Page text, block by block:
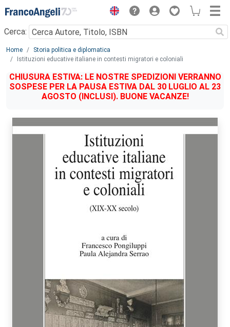
Menu
Cerca:
Main content
Home
Storia politica e diplomatica
Istituzioni educative italiane in contesti migratori e coloniali
CHIUSURA ESTIVA: LE NOSTRE SPEDIZIONI VERRANNO
SOSPESE PER LA PAUSA ESTIVA DAL 30 LUGLIO AL 23
AGOSTO (INCLUSI). BUONE VACANZE!